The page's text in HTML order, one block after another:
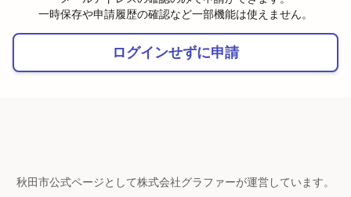
一時保存や申請履歴の確認など一部機能は使えません。
ログインせずに申請
秋田市公式ページとして株式会社グラファーが運営しています。